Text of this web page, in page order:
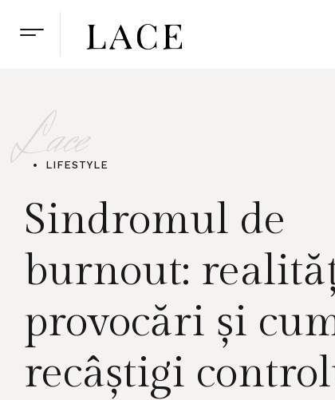
Lace
LIFESTYLE
Sindromul de
burnout:
provocări și
recâștigi